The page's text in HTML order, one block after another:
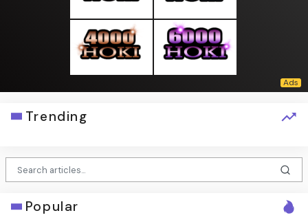
Trending
Popular